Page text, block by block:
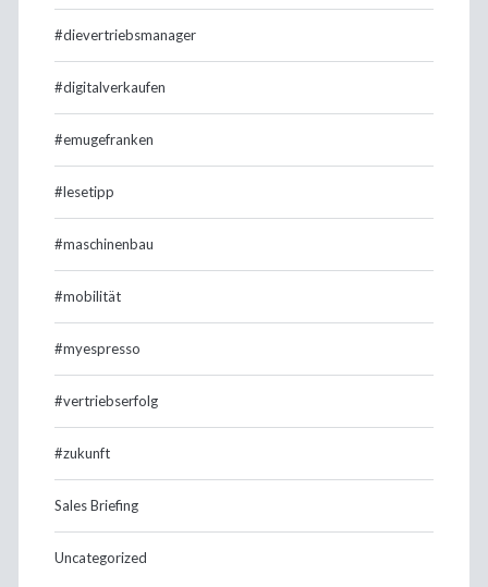
#dievertriebsmanager
#digitalverkaufen
#emugefranken
#lesetipp
#maschinenbau
#mobilität
#myespresso
#vertriebserfolg
#zukunft
Sales Briefing
Uncategorized